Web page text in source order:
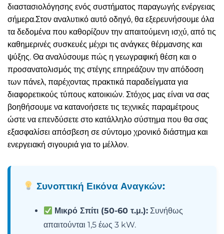
διαστασιολόγησης ενός συστήματος παραγωγής ενέργειας
σήμερα.Στον αναλυτικό αυτό οδηγό, θα εξερευνήσουμε όλα
τα δεδομένα που καθορίζουν την απαιτούμενη ισχύ, από τις
καθημερινές συσκευές μέχρι τις ανάγκες θέρμανσης και
ψύξης. Θα αναλύσουμε πώς η γεωγραφική θέση και ο
προσανατολισμός της στέγης επηρεάζουν την απόδοση
των πάνελ, παρέχοντας πρακτικά παραδείγματα για
διαφορετικούς τύπους κατοικιών. Στόχος μας είναι να σας
βοηθήσουμε να κατανοήσετε τις τεχνικές παραμέτρους
ώστε να επενδύσετε στο κατάλληλο σύστημα που θα σας
εξασφαλίσει απόσβεση σε σύντομο χρονικό διάστημα και
ενεργειακή σιγουριά για το μέλλον.
Συνοπτική Εικόνα Αναγκών:
Μικρό Σπίτι (50-60 τ.μ.): Συνήθως
απαιτούνται 1,5 έως 3 kW.